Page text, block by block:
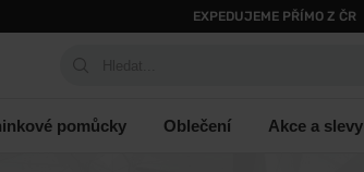
EXPEDUJEME PŘÍMO Z ČR
pomůcky Oblečení Akce a slevy